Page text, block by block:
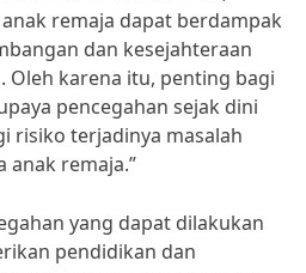
remaja dapat berdampak
dan kesejahteraan
Oleh karena itu, penting bagi
pencegahan sejak dini
risiko terjadinya masalah
anak remaja.”
yang dapat dilakukan
pendidikan dan